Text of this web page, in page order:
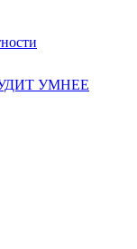
УМНЕЕ